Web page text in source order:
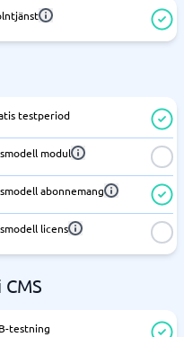
testperiod
modul
abonnemang
licens
testning